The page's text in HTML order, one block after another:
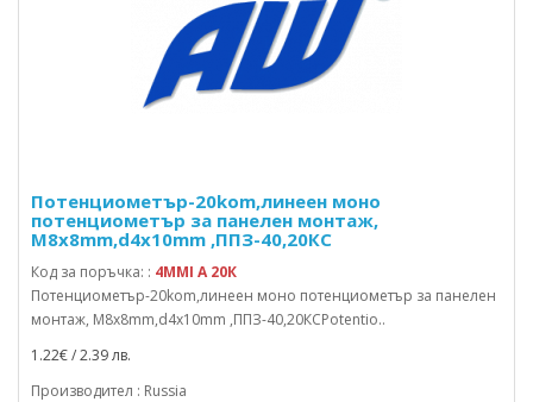
Потенциометър-20kom,линеен моно
потенциометър за панелен монтаж,
M8x8mm,d4x10mm ,ППЗ-40,20КС
Код за поръчка: : 4MMI A 20К
Потенциометър-20kom,линеен моно потенциометър за панелен
монтаж, M8x8mm,d4x10mm ,ППЗ-40,20КСPotentio..
1.22€ / 2.39 лв.
Производител : Russia